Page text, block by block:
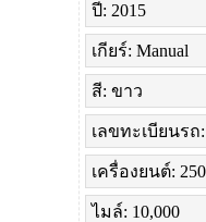
ปี: 2015
เกียร์: Manual
สี: ขาว
เลขทะเบียนรถ:
เครื่องยนต์:
ไมล์: 10,000